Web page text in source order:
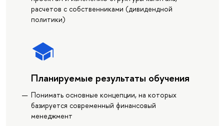
расчетов с собственниками (дивидендной
политики)
Планируемые результаты обучения
Понимать основные концепции, на которых
базируется современный финансовый
менеджмент